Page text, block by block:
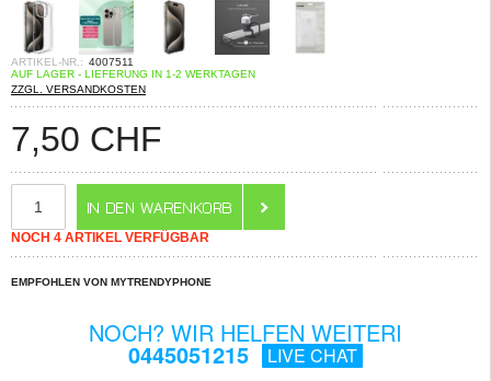
ARTIKEL-NR.: 4007511
AUF LAGER - LIEFERUNG IN 1-2 WERKTAGEN
ZZGL. VERSANDKOSTEN
7,50 CHF
NOCH 4 ARTIKEL VERFÜGBAR
EMPFOHLEN VON MYTRENDYPHONE
NOCH? WIR HELFEN WEITERI
0445051215 LIVE CHAT